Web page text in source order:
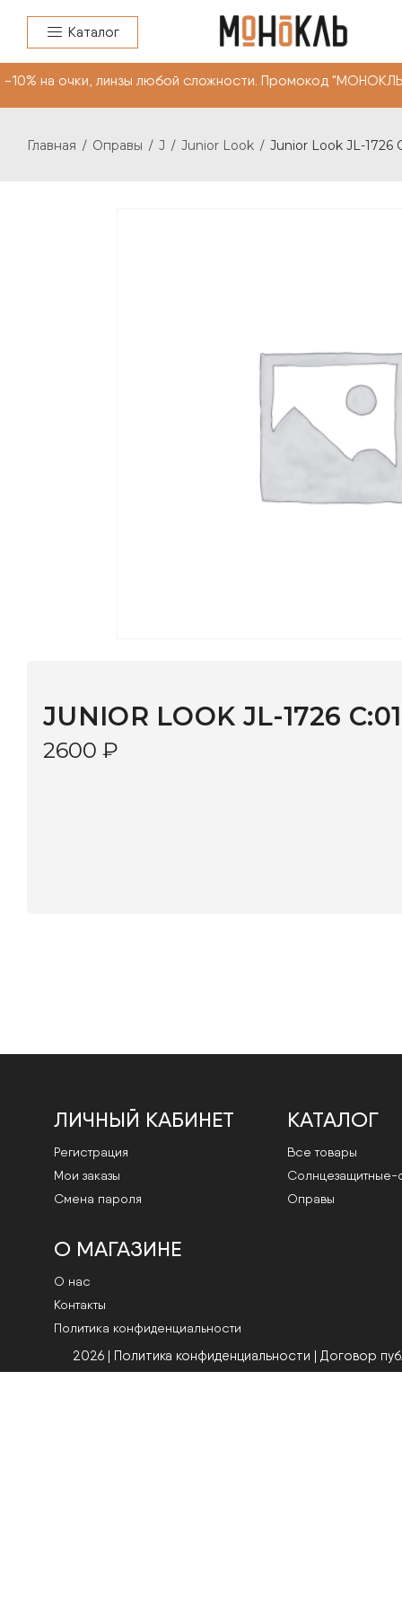
Каталог
линзы любой сложности. Промокод
Главная / Оправы / J / Junior Look / Junior Look JL-1726
ЛИЧНЫЙ КАБИНЕТ
Регистрация
Мои заказы
Смена пароля
КАТАЛОГ
Все товары
Cолнцезащитные-
Оправы
О МАГАЗИНЕ
О нас
Контакты
Политика конфиденциальности
2026 | Политика конфиденциальности | Договор